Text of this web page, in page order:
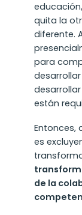
quita la
diferente.
para
están
Entonces,
es
de la